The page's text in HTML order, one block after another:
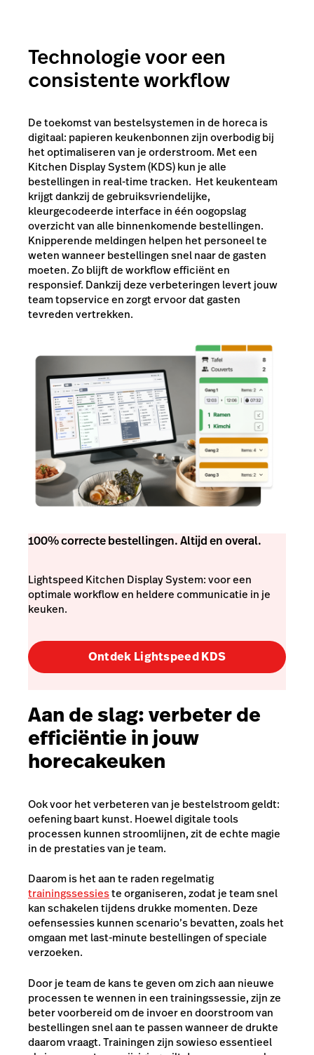
Technologie voor een
consistente workflow
De toekomst van bestelsystemen in de horeca is
digitaal: papieren keukenbonnen zijn overbodig bij
het optimaliseren van je orderstroom. Met een
Kitchen Display System (KDS) kun je alle
bestellingen in real-time tracken. Het keukenteam
krijgt dankzij de gebruiksvriendelijke,
kleurgecodeerde interface in één oogopslag
overzicht van alle binnenkomende bestellingen.
Knipperende meldingen helpen het personeel te
weten wanneer bestellingen snel naar de gasten
moeten. Zo blijft de workflow efficiënt en
responsief. Dankzij deze verbeteringen levert jouw
team topservice en zorgt ervoor dat gasten
tevreden vertrekken.
100% correcte bestellingen. Altijd en overal.
Lightspeed Kitchen Display System: voor een
optimale workflow en heldere communicatie in je
keuken.
Ontdek Lightspeed KDS
Aan de slag: verbeter de
efficiëntie in jouw
horecakeuken
Ook voor het verbeteren van je bestelstroom geldt:
oefening baart kunst. Hoewel digitale tools
processen kunnen stroomlijnen, zit de echte magie
in de prestaties van je team.
Daarom is het aan te raden regelmatig
trainingssessieste organiseren, zodat je team snel
kan schakelen tijdens drukke momenten. Deze
oefensessies kunnen scenario’s bevatten, zoals het
omgaan met last-minute bestellingen of speciale
verzoeken.
Door je team de kans te geven om zich aan nieuwe
processen te wennen in een trainingssessie, zijn ze
beter voorbereid om de invoer en doorstroom van
bestellingen snel aan te passen wanneer de drukte
daarom vraagt. Trainingen zijn sowieso essentieel